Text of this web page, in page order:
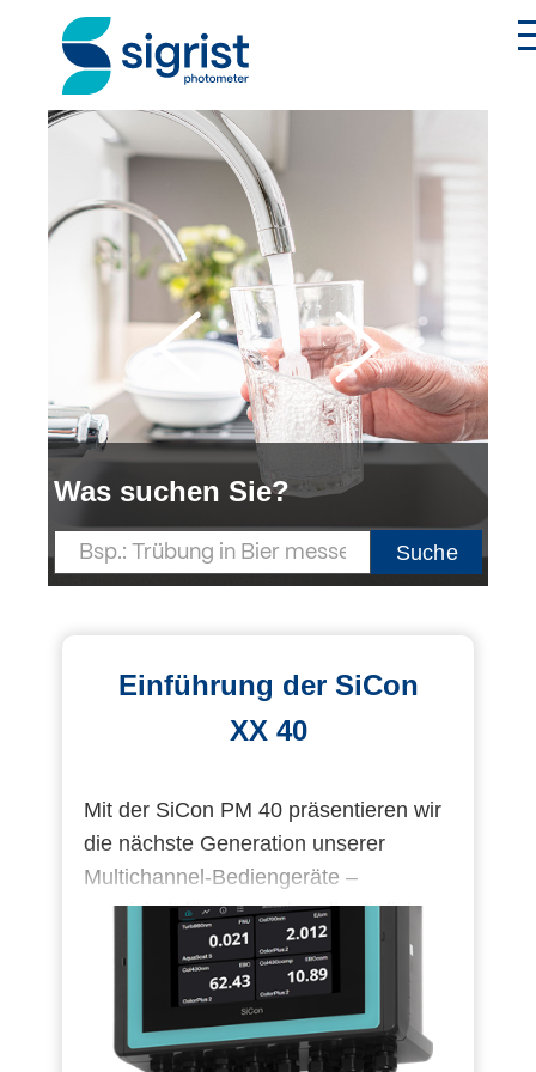
Anwendungen
Industrien
Produkte
Über Sigrist
EN
Login
Was suchen Sie?
Suche
Einführung der SiCon
XX 40
Mit der SiCon PM 40 präsentieren wir
die nächste Generation unserer
Multichannel-Bediengeräte –
entwickelt für Anwender, die täglich
auf verlässliche Informationen und
einfache Bedienung angewiesen sind.